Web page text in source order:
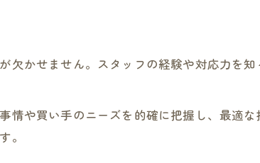
かせません。スタッフの経験や対応力を
情や買い手のニーズを的確に把握し、最適
。